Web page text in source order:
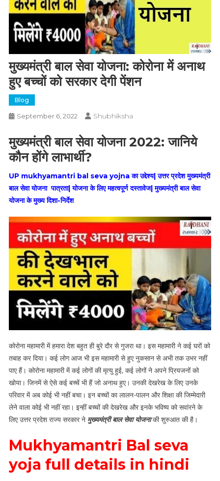
मुख्यमंत्री बाल सेवा योजना: कोरोना में अनाथ
हुए बच्चों को सरकार देगी पेंशन
Blog
September 6, 2022 Shubhiksha
मुख्यमंत्री बाल सेवा योजना 2022: जानिये
कौन होंगे लाभार्थी?
UP mukhyamantri bal seva yojna का उद्देश्य| उत्तर प्रदेश मुख्यमंत्री
बाल सेवा योजना पात्रता| योजना के लिए महत्वपूर्ण दस्तावेज| मुख्यमंत्री बाल सेवा
योजना के मुख्य दिशा-निर्देश
कोरोना महामारी में हमारा देश बहुत ही बुरे दौर से गुजरा था। इस महामारी ने कई घरों को
तबाह कर दिया। कई लोग आज भी इस महामारी से हुए नुकसान से अभी तक उभर नहीं
पाए हैं। कोरोना महामारी में कई लोगों की मृत्यु हुई, कई लोगों ने अपने प्रियजनों को
खोया। जिनमें से ऐसे कई बच्चें भी हैं जो अनाथ हुए। उनकी देखरेख के लिए उनके
परिवार में अब कोई भी नहीं बचा। इन बच्चों का लालन-पालन और शिक्षा की जिम्मेदारी
लेने वाला कोई भी नहीं रहा। इन्हीं बच्चों की देखरेख और इनके भविष्य को सवांरने के
लिए उत्तर प्रदेश राज्य सरकार ने मुख्यमंत्री बाल सेवा योजनाकी शुरुआत की है।
Mukhyamantri Bal seva
yoja full details in hindi